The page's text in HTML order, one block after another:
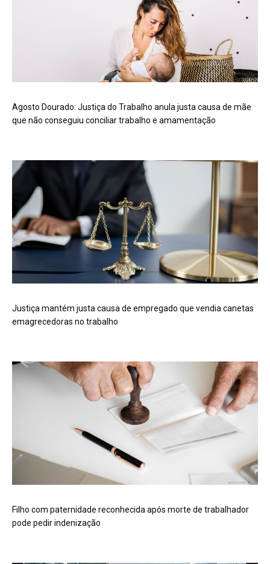
Agosto Dourado: Justiça do Trabalho anula justa causa de mãe
que não conseguiu conciliar trabalho e amamentação
Justiça mantém justa causa de empregado que vendia canetas
emagrecedoras no trabalho
Filho com paternidade reconhecida após morte de trabalhador
pode pedir indenização